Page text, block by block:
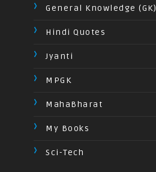
General Knowledge (GK)
Hindi Quotes
Jyanti
MPGK
MahaBharat
My Books
Sci-Tech